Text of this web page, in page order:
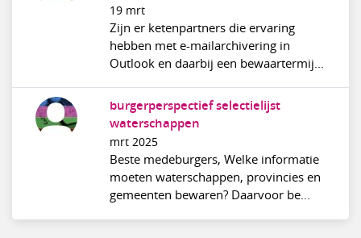
19 mrt
Zijn er ketenpartners die ervaring
hebben met e-mailarchivering in
Outlook en daarbij een bewaartermij...
burgerperspectief selectielijst
waterschappen
mrt 2025
Beste medeburgers, Welke informatie
moeten waterschappen, provincies en
gemeenten bewaren? Daarvoor be...